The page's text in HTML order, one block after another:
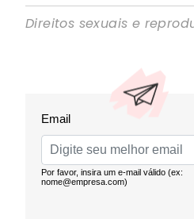
Direitos sexuais e